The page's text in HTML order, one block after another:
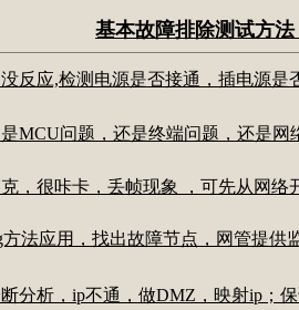
基本故障排除测试方
反应,检测电源是否接通，插电源
MCU问题，还是终端问题，还是
，很咔卡，丢帧现象 ，可先从网
法应用，找出故障节点，网管提供
分析，ip不通，做DMZ，映射ip；